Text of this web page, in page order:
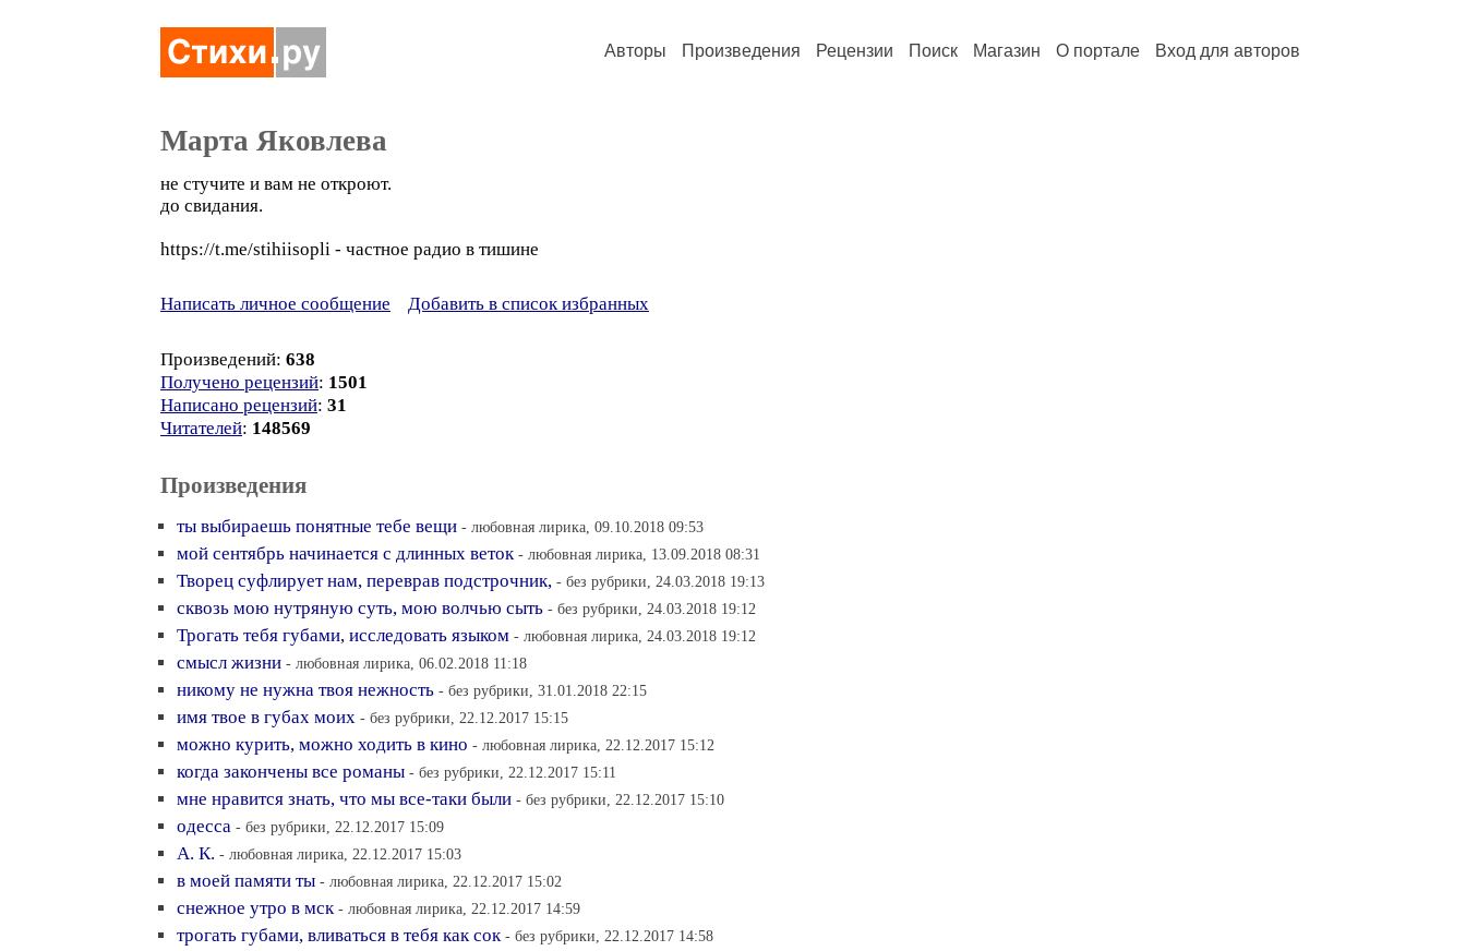
Авторы Произведения Рецензии Поиск Магазин О портале Вход для авторов
Марта Яковлева
не стучите и вам не откроют.
до свидания.
https://t.me/stihiisopli - частное радио в тишине
Написать личное сообщение Добавить в список избранных
Произведений: 638
Получено рецензий: 1501
Написано рецензий: 31
Читателей: 148569
Произведения
ты выбираешь понятные тебе вещи - любовная лирика, 09.10.2018 09:53
мой сентябрь начинается с длинных веток - любовная лирика, 13.09.2018 08:31
Творец суфлирует нам, переврав подстрочник, - без рубрики, 24.03.2018 19:13
сквозь мою нутряную суть, мою волчью сыть - без рубрики, 24.03.2018 19:12
Трогать тебя губами, исследовать языком - любовная лирика, 24.03.2018 19:12
смысл жизни - любовная лирика, 06.02.2018 11:18
никому не нужна твоя нежность - без рубрики, 31.01.2018 22:15
имя твое в губах моих - без рубрики, 22.12.2017 15:15
можно курить, можно ходить в кино - любовная лирика, 22.12.2017 15:12
когда закончены все романы - без рубрики, 22.12.2017 15:11
мне нравится знать, что мы все-таки были - без рубрики, 22.12.2017 15:10
одесса - без рубрики, 22.12.2017 15:09
А. К. - любовная лирика, 22.12.2017 15:03
в моей памяти ты - любовная лирика, 22.12.2017 15:02
снежное утро в мск - любовная лирика, 22.12.2017 14:59
трогать губами, вливаться в тебя как сок - без рубрики, 22.12.2017 14:58